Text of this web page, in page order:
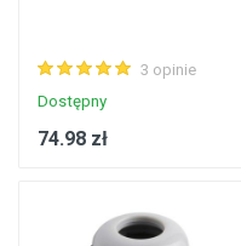
3 opinie
Dostępny
74.98 zł